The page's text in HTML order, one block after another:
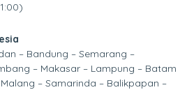
– Bandung – Semarang –
– Makasar – Lampung – Batam
– Samarinda – Balikpapan –